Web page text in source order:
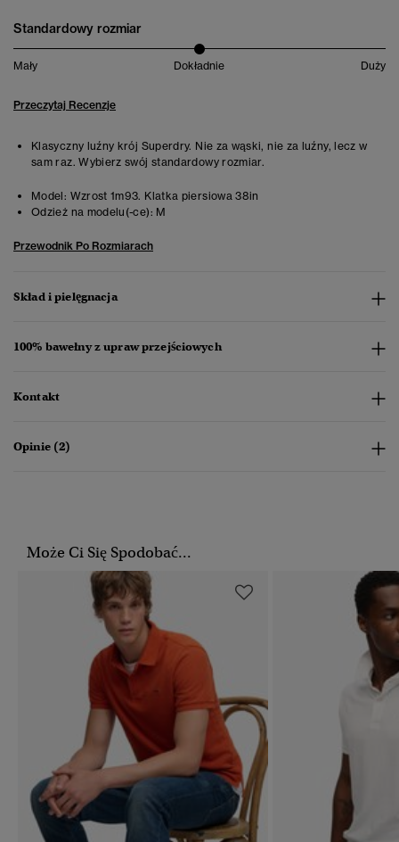
Standardowy rozmiar
Mały Dokładnie Duży
Przeczytaj Recenzje
Klasyczny luźny krój Superdry. Nie za wąski, nie za luźny, lecz w
sam raz. Wybierz swój standardowy rozmiar.
Model: Wzrost 1m93. Klatka piersiowa 38in
Odzież na modelu(-ce): M
Przewodnik Po Rozmiarach
Skład i pielęgnacja
100% bawełny z upraw przejściowych
Kontakt
Opinie (2)
Może Ci Się Spodobać...